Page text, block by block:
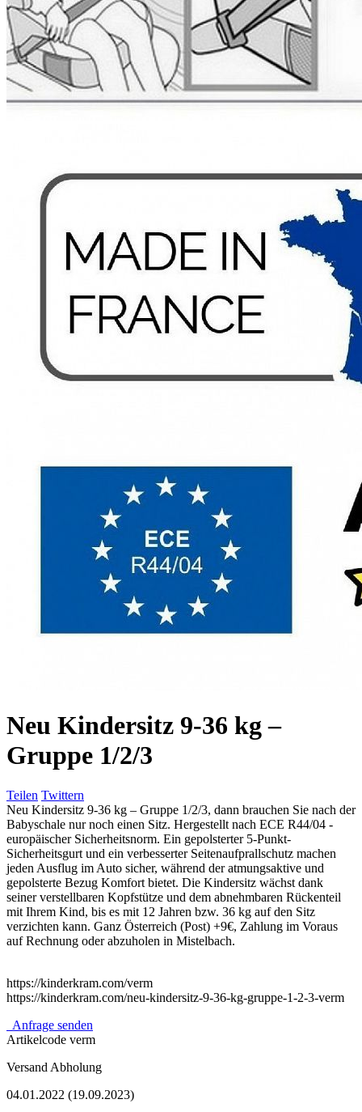
Neu Kindersitz 9-36 kg –
Gruppe 1/2/3
Teilen Twittern
Neu Kindersitz 9-36 kg – Gruppe 1/2/3, dann brauchen Sie nach der
Babyschale nur noch einen Sitz. Hergestellt nach ECE R44/04 -
europäischer Sicherheitsnorm. Ein gepolsterter 5-Punkt-
Sicherheitsgurt und ein verbesserter Seitenaufprallschutz machen
jeden Ausflug im Auto sicher, während der atmungsaktive und
gepolsterte Bezug Komfort bietet. Die Kindersitz wächst dank
seiner verstellbaren Kopfstütze und dem abnehmbaren Rückenteil
mit Ihrem Kind, bis es mit 12 Jahren bzw. 36 kg auf den Sitz
verzichten kann. Ganz Österreich (Post) +9€, Zahlung im Voraus
auf Rechnung oder abzuholen in Mistelbach.
https://kinderkram.com/verm
https://kinderkram.com/neu-kindersitz-9-36-kg-gruppe-1-2-3-verm
Anfrage senden
Artikelcode verm
Versand Abholung
04.01.2022 (19.09.2023)